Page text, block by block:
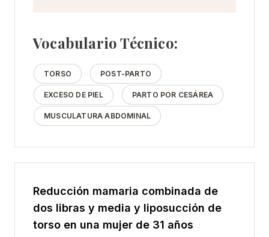
Vocabulario Técnico:
TORSO POST-PARTO
EXCESO DE PIEL PARTO POR CESÁREA
MUSCULATURA ABDOMINAL
Reducción mamaria combinada de
dos libras y media y liposucción de
torso en una mujer de 31 años